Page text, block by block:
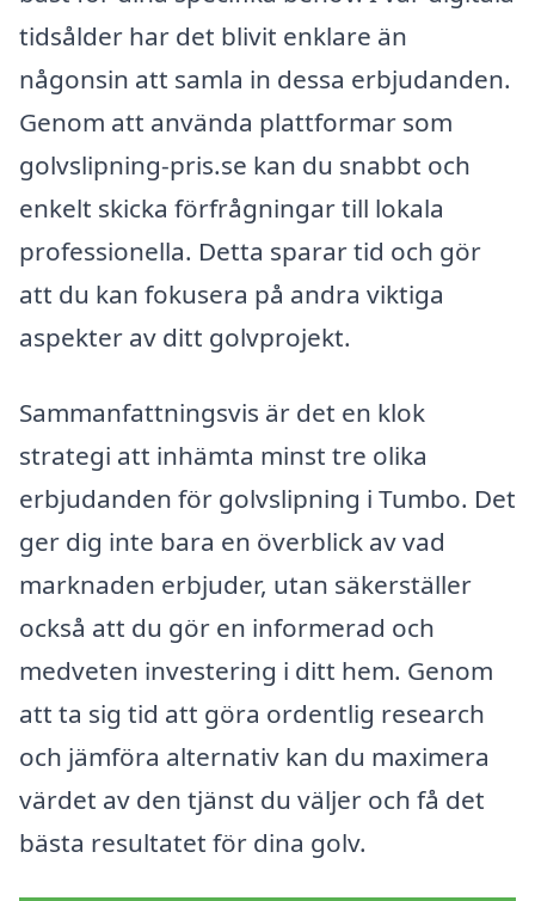
tidsålder har det blivit enklare än
någonsin att samla in dessa erbjudanden.
Genom att använda plattformar som
golvslipning-pris.se kan du snabbt och
enkelt skicka förfrågningar till lokala
professionella. Detta sparar tid och gör
att du kan fokusera på andra viktiga
aspekter av ditt golvprojekt.
Sammanfattningsvis är det en klok
strategi att inhämta minst tre olika
erbjudanden för golvslipning i Tumbo. Det
ger dig inte bara en överblick av vad
marknaden erbjuder, utan säkerställer
också att du gör en informerad och
medveten investering i ditt hem. Genom
att ta sig tid att göra ordentlig research
och jämföra alternativ kan du maximera
värdet av den tjänst du väljer och få det
bästa resultatet för dina golv.